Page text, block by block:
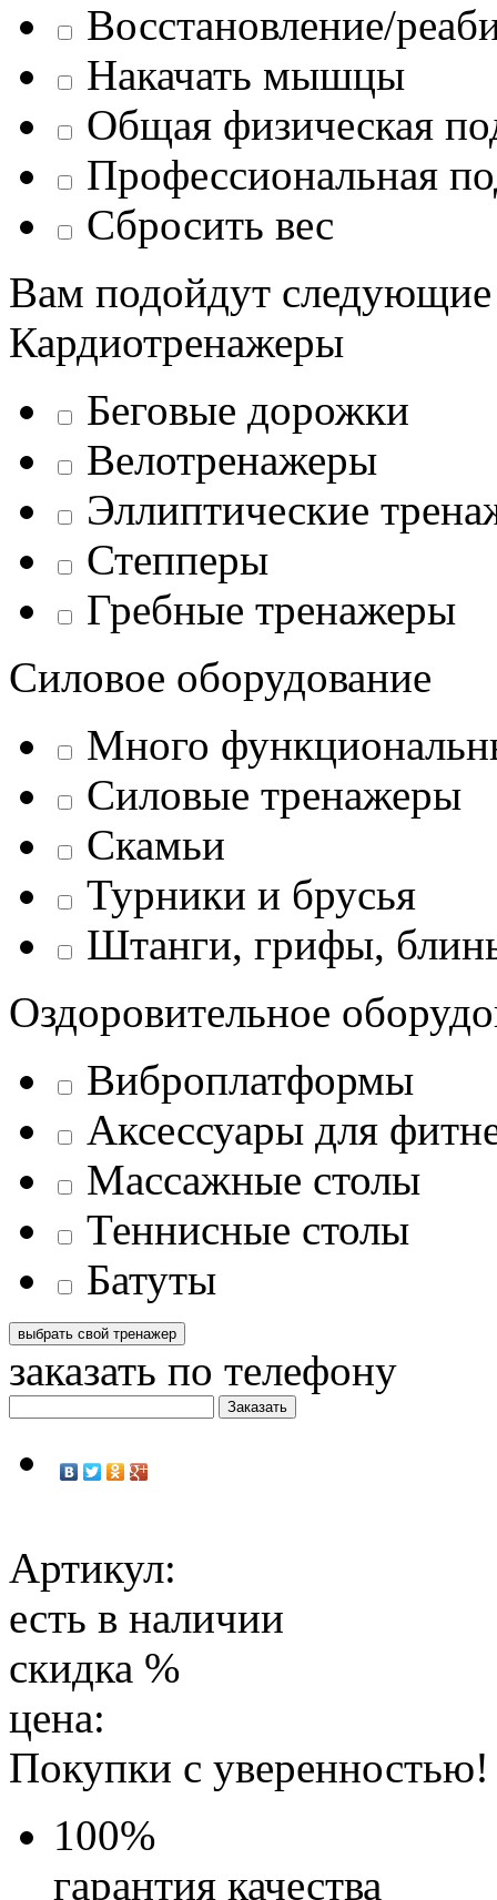
Восстановление/
Накачать мышцы
Общая физическая
Профессиональная
Сбросить вес
Вам подойдут
Кардиотренажеры
Беговые дорожки
Велотренажеры
Эллиптические
Степперы
Гребные тренажеры
Силовое оборудование
Много
Силовые тренажеры
Скамьи
Турники и брусья
Штанги, грифы,
Оздоровительное
Виброплатформы
Аксессуары для
Массажные столы
Теннисные столы
Батуты
заказать по телефону
Артикул:
есть в наличии
скидка %
цена:
Покупки с уверенностью!
100%
гарантия качества